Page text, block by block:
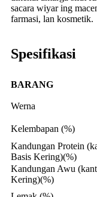
sacara wiyar ing
farmasi, lan kosmetik.
Spesifikasi
BARANG
Werna
Kelembapan (%)
Kandungan Protein
Basis Kering)(%)
Kandungan Awu
Kering)(%)